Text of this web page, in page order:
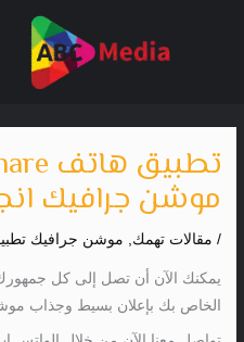
موشن جرافيك
/ مقالات تهمك, موشن جرافيك
يمكنك الآن أن تصل إلى كل
الخاص بك بإعلان بسيط وجذاب